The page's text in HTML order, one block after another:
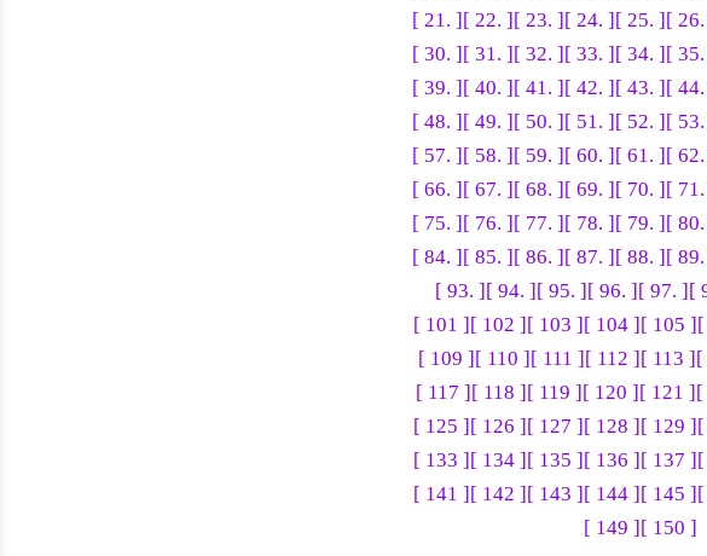
[ 21. ] [ 22. ] [ 23. ] [ 24. ] [ 25. ] [ 26.
[ 30. ] [ 31. ] [ 32. ] [ 33. ] [ 34. ] [ 35.
[ 39. ] [ 40. ] [ 41. ] [ 42. ] [ 43. ] [ 44.
[ 48. ] [ 49. ] [ 50. ] [ 51. ] [ 52. ] [ 53.
[ 57. ] [ 58. ] [ 59. ] [ 60. ] [ 61. ] [ 62.
[ 66. ] [ 67. ] [ 68. ] [ 69. ] [ 70. ] [ 71.
[ 75. ] [ 76. ] [ 77. ] [ 78. ] [ 79. ] [ 80.
[ 84. ] [ 85. ] [ 86. ] [ 87. ] [ 88. ] [ 89.
[ 93. ] [ 94. ] [ 95. ] [ 96. ] [ 97. ] [
[ 101 ] [ 102 ] [ 103 ] [ 104 ] [ 105 ]
[ 109 ] [ 110 ] [ 111 ] [ 112 ] [ 113 ]
[ 117 ] [ 118 ] [ 119 ] [ 120 ] [ 121 ]
[ 125 ] [ 126 ] [ 127 ] [ 128 ] [ 129 ]
[ 133 ] [ 134 ] [ 135 ] [ 136 ] [ 137 ]
[ 141 ] [ 142 ] [ 143 ] [ 144 ] [ 145 ]
[ 149 ] [ 150 ]